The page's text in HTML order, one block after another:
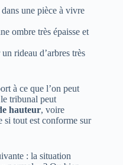
une pièce à vivre
ombre très épaisse et
rideau d’arbres très
à ce que l’on peut
tribunal peut
hauteur, voire
si tout est conforme sur
: la situation